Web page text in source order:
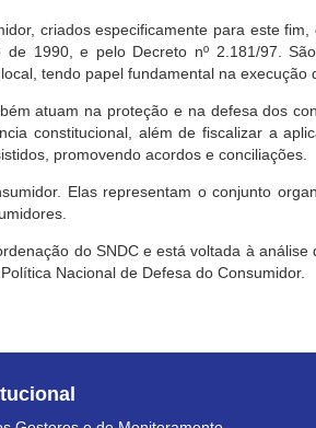
criados especificamente para este
1990, e pelo Decreto nº 2.181/97.
tendo papel fundamental na execução
atuam na proteção e na defesa dos
constitucional, além de fiscalizar a
promovendo acordos e conciliações.
Elas representam o conjunto
do SNDC e está voltada à
Nacional de Defesa do Consumidor.